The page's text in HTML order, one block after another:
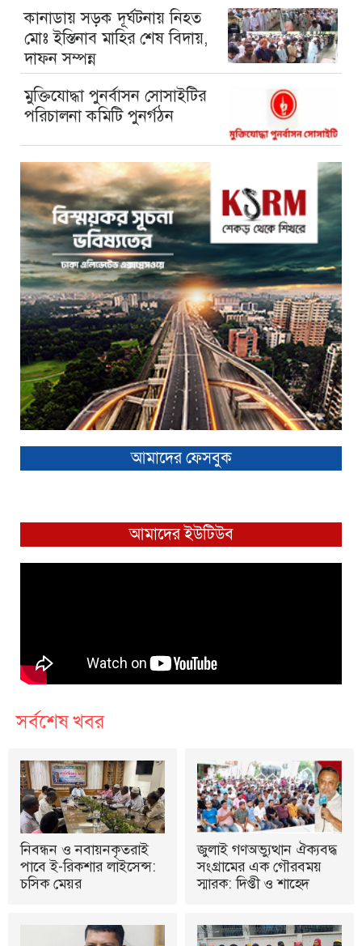
কানাডায় সড়ক দূর্ঘটনায় নিহত
মোঃ ইস্তিনাব মাহির শেষ বিদায়,
দাফন সম্পন্ন
মুক্তিযোদ্ধা পুনর্বাসন সোসাইটির
পরিচালনা কমিটি পুনর্গঠন
আমাদের ফেসবুক
আমাদের ইউটিউব
সর্বশেষ খবর
নিবন্ধন ও নবায়নকৃতরাই
পাবে ই-রিকশার লাইসেন্স:
চসিক মেয়র
জুলাই গণঅভ্যুত্থান ঐক্যবদ্ধ
সংগ্রামের এক গৌরবময়
স্মারক: দিপ্তী ও শাহেদ